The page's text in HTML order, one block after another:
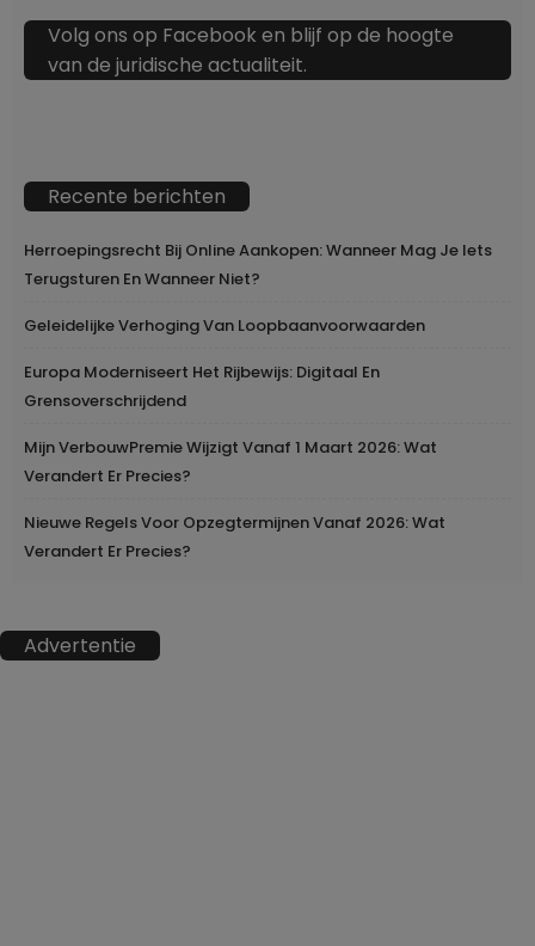
Volg ons op Facebook en blijf op de hoogte
van de juridische actualiteit.
Recente berichten
Herroepingsrecht Bij Online Aankopen: Wanneer Mag Je Iets
Terugsturen En Wanneer Niet?
Geleidelijke Verhoging Van Loopbaanvoorwaarden
Europa Moderniseert Het Rijbewijs: Digitaal En
Grensoverschrijdend
Mijn VerbouwPremie Wijzigt Vanaf 1 Maart 2026: Wat
Verandert Er Precies?
Nieuwe Regels Voor Opzegtermijnen Vanaf 2026: Wat
Verandert Er Precies?
Advertentie